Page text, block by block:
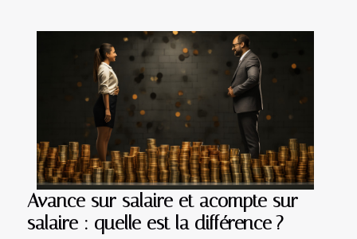
Avance sur salaire et acompte sur
salaire : quelle est la différence ?